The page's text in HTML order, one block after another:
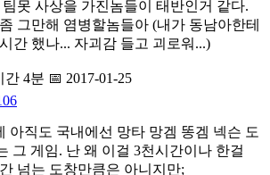
못 사상을 가진놈들이 태반인거 같다.
그만해 염병할놈들아 (내가 동남아한테
간 했나... 자괴감 들고 괴로워...)
4분 📅 2017-01-25
아직도 국내에선 망타 망겜 똥겜 넥슨 도
그 게임. 난 왜 이걸 3천시간이나 한걸
넘는 도창만큼은 아니지만;